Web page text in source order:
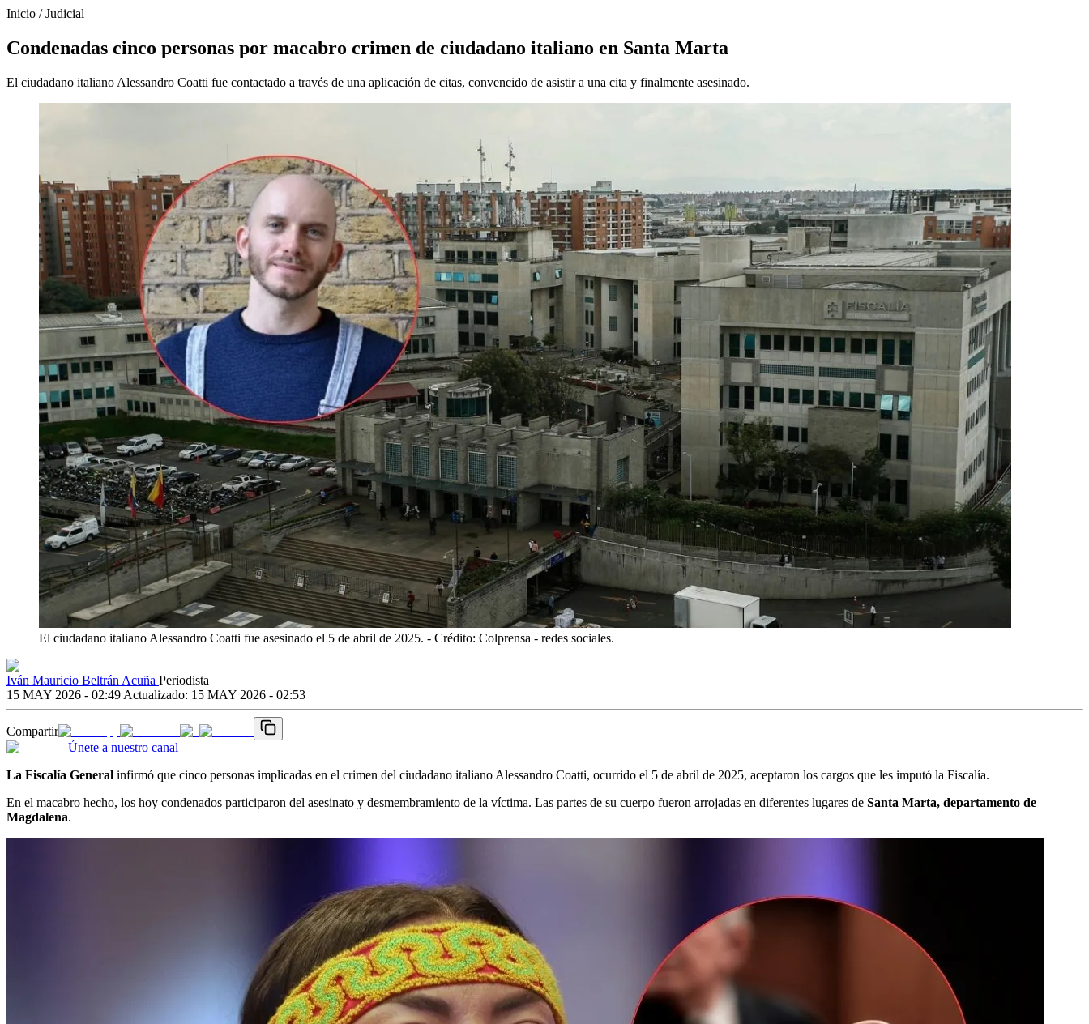
Inicio /Judicial
Condenadas cinco personas por macabro crimen de ciudadano italiano en Santa Marta
El ciudadano italiano Alessandro Coatti fue contactado a través de una aplicación de citas, convencido de asistir a una cita y finalmente asesinado.
El ciudadano italiano Alessandro Coatti fue asesinado el 5 de abril de 2025. - Crédito: Colprensa - redes sociales.
Iván Mauricio Beltrán Acuña Periodista
15 MAY 2026 - 02:49|Actualizado: 15 MAY 2026 - 02:53
Compartir
Únete a nuestro canal
La Fiscalía General infirmó que cinco personas implicadas en el crimen del ciudadano italiano Alessandro Coatti, ocurrido el 5 de abril de 2025, aceptaron los cargos que les imputó la Fiscalía.
En el macabro hecho, los hoy condenados participaron del asesinato y desmembramiento de la víctima. Las partes de su cuerpo fueron arrojadas en diferentes lugares de Santa Marta, departamento de
Magdalena.